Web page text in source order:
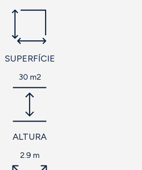
SUPERFÍCIE
30 m2
ALTURA
2.9 m